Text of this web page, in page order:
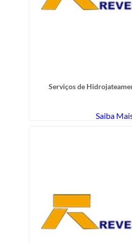
Serviços de
Saiba